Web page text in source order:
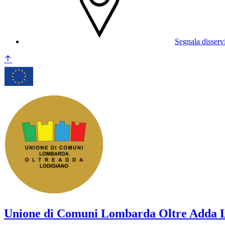
Segnala
Unione di Comuni Lombarda Oltre Adda